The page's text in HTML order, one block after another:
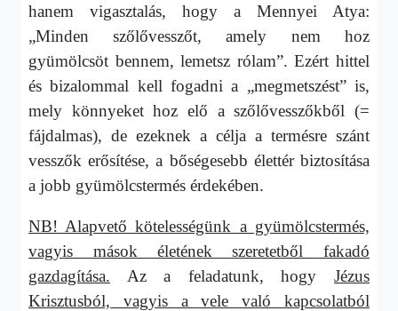
hanem vigasztalás, hogy a Mennyei Atya:
„Minden szőlővesszőt, amely nem hoz
gyümölcsöt bennem, lemetsz rólam”. Ezért hittel
és bizalommal kell fogadni a „megmetszést” is,
mely könnyeket hoz elő a szőlővesszőkből (=
fájdalmas), de ezeknek a célja a termésre szánt
vesszők erősítése, a bőségesebb élettér biztosítása
a jobb gyümölcstermés érdekében.
NB! Alapvető kötelességünk a gyümölcstermés,
vagyis mások életének szeretetből fakadó
gazdagítása. Az a feladatunk, hogy Jézus
Krisztusból, vagyis a vele való kapcsolatból